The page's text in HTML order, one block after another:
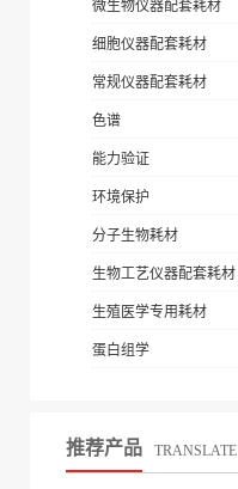
微生物仪器配套耗材
细胞仪器配套耗材
常规仪器配套耗材
色谱
能力验证
环境保护
分子生物耗材
生物工艺仪器配套耗材
生殖医学专用耗材
蛋白组学
推荐产品 TRANSLATE